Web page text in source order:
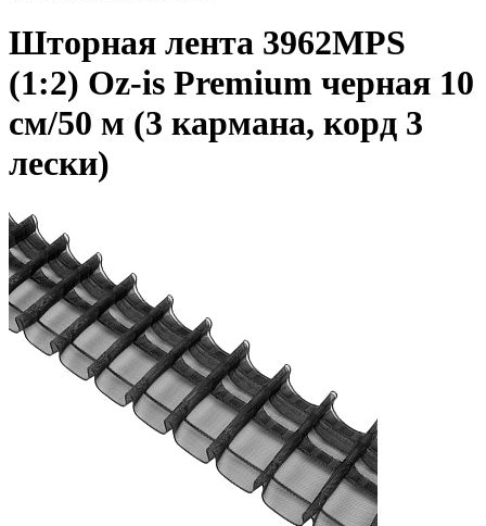
Шторная лента 3962MPS
(1:2) Oz-is Premium черная 10
см/50 м (3 кармана, корд 3
лески)